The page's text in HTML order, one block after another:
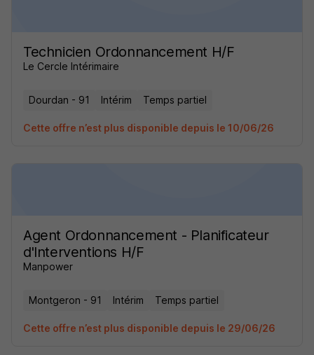
Technicien Ordonnancement H/F
Le Cercle Intérimaire
Dourdan - 91 Intérim Temps partiel
Cette offre n’est plus disponible depuis le 10/06/26
Agent Ordonnancement - Planificateur
d'Interventions H/F
Manpower
Montgeron - 91 Intérim Temps partiel
Cette offre n’est plus disponible depuis le 29/06/26